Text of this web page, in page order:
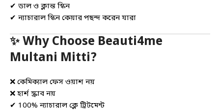
✔ ডাল ও ক্লান্ত স্কিন
✔ ন্যাচারাল স্কিন কেয়ার পছন্দ করেন যারা
✨ Why Choose Beauti4me
Multani Mitti?
❌ কেমিক্যাল ফেস ওয়াশ নয়
❌ হার্শ স্ক্রাব নয়
✔ 100% ন্যাচারাল ক্লে ট্রিটমেন্ট